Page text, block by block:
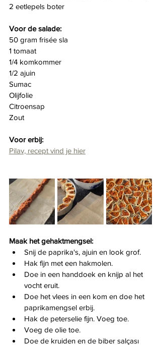
2 eetlepels boter
Voor de salade:
50 gram frisée sla
1 tomaat
1/4 komkommer
1/2 ajuin
Sumac
Olijfolie
Citroensap
Zout
Voor erbij:
Pilav, recept vind je hier
Maak het gehaktmengsel:
Snij de paprika's, ajuin en look grof.
Hak fijn met een hakmolen.
Doe in een handdoek en knijp al het
vocht eruit.
Doe het vlees in een kom en doe het
paprikamengsel erbij.
Hak de peterselie fijn. Voeg toe.
Voeg de olie toe.
Doe de kruiden en de biber salçası